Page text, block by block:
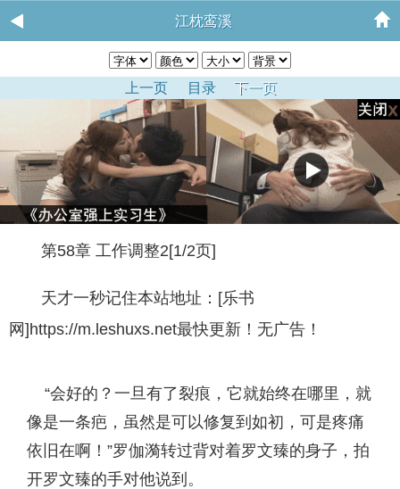
江枕鸾溪
上一页 目录 下一页
第58章 工作调整2[1/2页]
天才一秒记住本站地址：[乐书
网]https://m.leshuxs.net最快更新！无广告！
“会好的？一旦有了裂痕，它就始终在哪里，就
像是一条疤，虽然是可以修复到如初，可是疼痛
依旧在啊！”罗伽漪转过背对着罗文臻的身子，拍
开罗文臻的手对他说到。